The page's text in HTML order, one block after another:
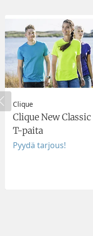
Clique
Clique New Classic
T-paita
Pyydä tarjous!